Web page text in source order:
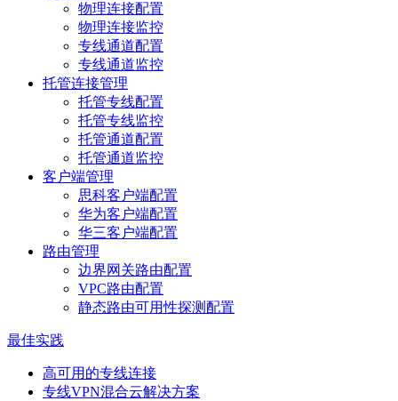
物理连接配置
物理连接监控
专线通道配置
专线通道监控
托管连接管理
托管专线配置
托管专线监控
托管通道配置
托管通道监控
客户端管理
思科客户端配置
华为客户端配置
华三客户端配置
路由管理
边界网关路由配置
VPC路由配置
静态路由可用性探测配置
最佳实践
高可用的专线连接
专线VPN混合云解决方案